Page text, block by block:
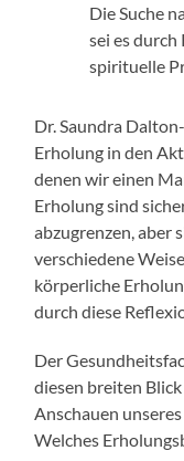
Die Suche
sei es
spirituelle
Dr. Saundra
Erholung in den
denen wir einen
Erholung sind
abzugrenzen, aber
verschiedene
körperliche
durch diese
Der
diesen breiten
Anschauen
Welches